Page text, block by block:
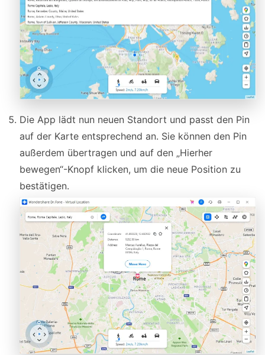
Die App lädt nun neuen Standort und passt den Pin
auf der Karte entsprechend an. Sie können den Pin
außerdem übertragen und auf den „Hierher
bewegen“-Knopf klicken, um die neue Position zu
bestätigen.